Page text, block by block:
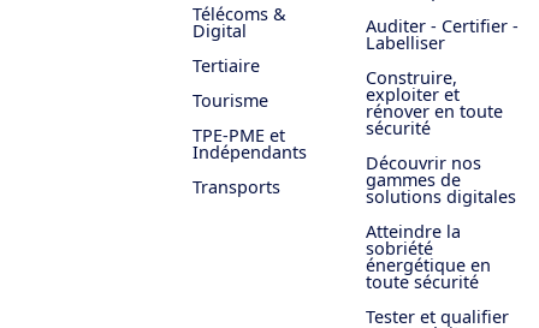
Télécoms &
Digital
Tertiaire
Tourisme
TPE-PME et
Indépendants
Transports
Auditer - Certifier -
Labelliser
Construire,
exploiter et
rénover en toute
sécurité
Découvrir nos
gammes de
solutions digitales
Atteindre la
sobriété
énergétique en
toute sécurité
Tester et qualifier